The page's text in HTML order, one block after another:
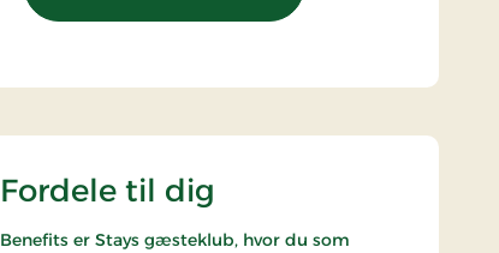
Fordele til dig
Benefits er Stays gæsteklub, hvor du som